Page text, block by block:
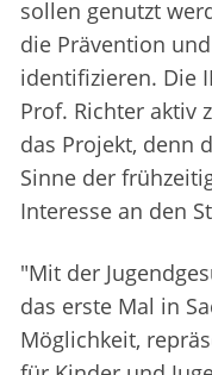
sollen genutzt
die Prävention
identifizieren. Die
Prof. Richter aktiv
das Projekt, denn
Sinne der
Interesse an den
"Mit der
das erste Mal in
Möglichkeit,